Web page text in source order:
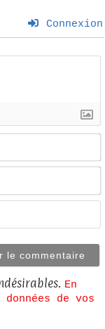
Connexion
En
de vos